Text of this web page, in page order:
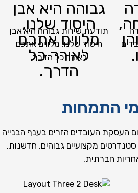
תודעת שירות גבוהה היא אבן
היסוד שלנו, מלווים אתכם
לאורך כל הדרך.
התמחות
העסקת העובדים הזרים בענף הבנייה
מקצועיים גבוהים, חדשנות,
חברתית.